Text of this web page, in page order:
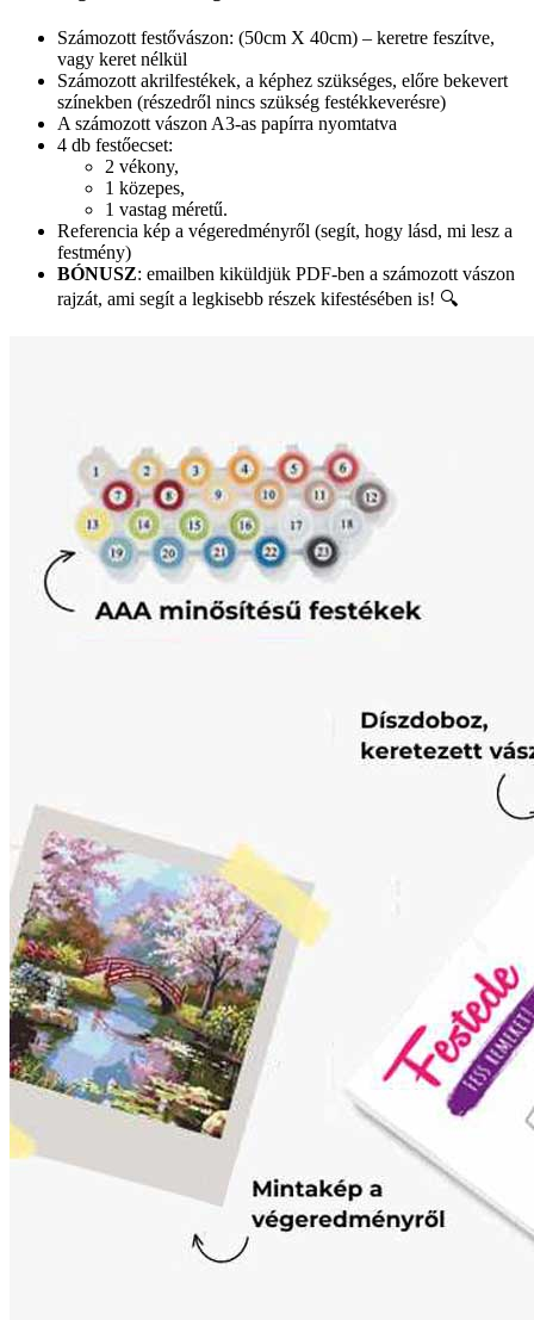
Számozott festővászon: (50cm X 40cm) – keretre feszítve,
vagy keret nélkül
Számozott akrilfestékek, a képhez szükséges, előre bekevert
színekben (részedről nincs szükség festékkeverésre)
A számozott vászon A3-as papírra nyomtatva
4 db festőecset:
2 vékony,
1 közepes,
1 vastag méretű.
Referencia kép a végeredményről (segít, hogy lásd, mi lesz a
festmény)
BÓNUSZ: emailben kiküldjük PDF-ben a számozott vászon
rajzát, ami segít a legkisebb részek kifestésében is! 🔍